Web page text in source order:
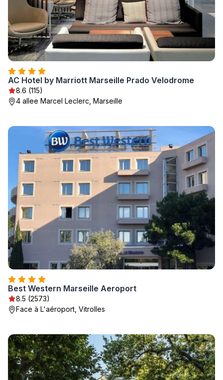
AC Hotel by Marriott Marseille Prado Velodrome
8.6 (115)
4 allee Marcel Leclerc, Marseille
Best Western Marseille Aeroport
8.5 (2573)
Face à L'aéroport, Vitrolles